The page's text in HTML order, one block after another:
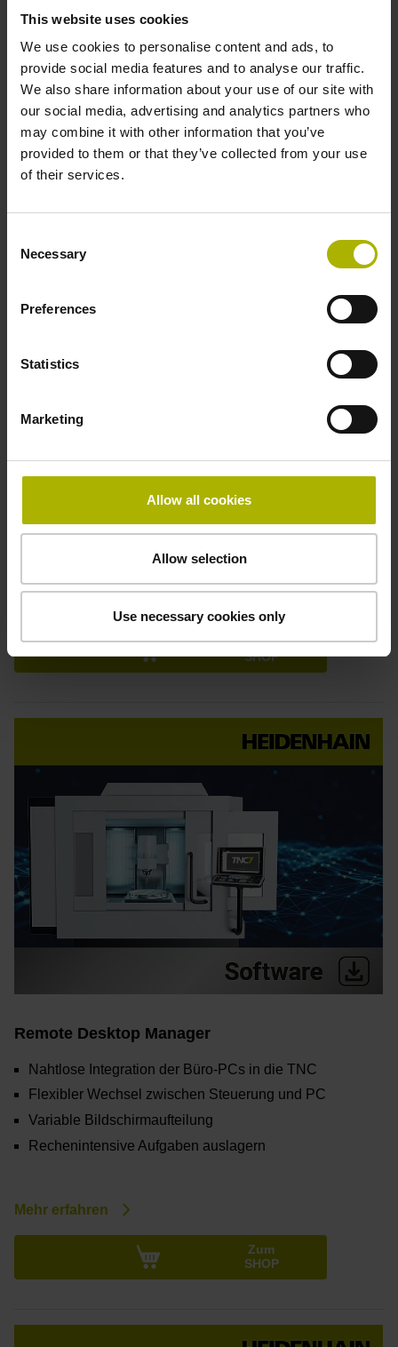
This website uses cookies
We use cookies to personalise content and ads, to
provide social media features and to analyse our traffic.
We also share information about your use of our site with
our social media, advertising and analytics partners who
may combine it with other information that you’ve
provided to them or that they’ve collected from your use
of their services.
Selection
Necessary
Preferences
Statistics
Marketing
Allow all cookies
Allow selection
Use necessary cookies only
Flexible Integration
Mehr erfahren
Automatische Reaktionen definieren
Zum
SHOP
Remote Desktop Manager
Nahtlose Integration der Büro-PCs in die TNC
Flexibler Wechsel zwischen Steuerung und PC
Variable Bildschirmaufteilung
Rechenintensive Aufgaben auslagern
Mehr erfahren
Zum
SHOP